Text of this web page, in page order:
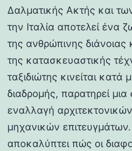
Δαλματικής Ακτής και
την Ιταλία αποτελεί ένα
της ανθρώπινης διάνοιας
της κατασκευαστικής
ταξιδιώτης κινείται κατά
διαδρομής, παρατηρεί
εναλλαγή
μηχανικών
αποκαλύπτει πώς οι